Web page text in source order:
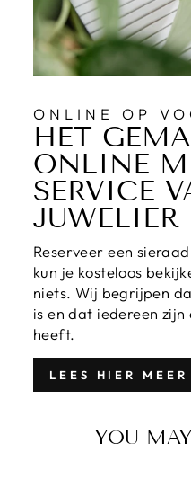
ONLINE OP
HET
ONLINE
SERVICE
JUWELIER
Reserveer een
kun je kosteloos
niets. Wij begrijpen
is en dat iedereen zijn
heeft.
LEES HIER MEER
YOU